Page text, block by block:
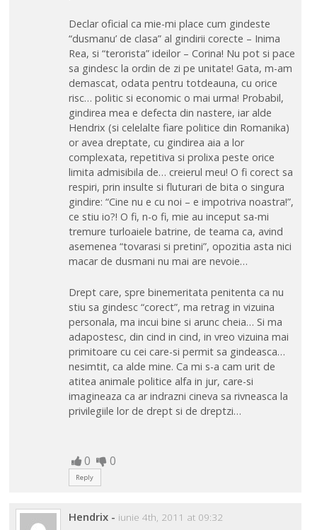
Declar oficial ca mie-mi place cum gindeste
“dusmanu’ de clasa” al gindirii corecte – Inima
Rea, si “terorista” ideilor – Corina! Nu pot si pace
sa gindesc la ordin de zi pe unitate! Gata, m-am
demascat, odata pentru totdeauna, cu orice
risc… politic si economic o mai urma! Probabil,
gindirea mea e defecta din nastere, iar alde
Hendrix (si celelalte fiare politice din Romanika)
or avea dreptate, cu gindirea aia a lor
complexata, repetitiva si prolixa peste orice
limita admisibila de… creierul meu! O fi corect sa
respiri, prin insulte si fluturari de bita o singura
gindire: “Cine nu e cu noi – e impotriva noastra!”,
ce stiu io?! O fi, n-o fi, mie au inceput sa-mi
tremure turloaiele batrine, de teama ca, avind
asemenea “tovarasi si pretini”, opozitia asta nici
macar de dusmani nu mai are nevoie…
Drept care, spre binemeritata penitenta ca nu
stiu sa gindesc “corect”, ma retrag in vizuina
personala, ma incui bine si arunc cheia… Si ma
adapostesc, din cind in cind, in vreo vizuina mai
primitoare cu cei care-si permit sa gindeasca…
nesimtit, ca alde mine. Ca mi s-a cam urit de
atitea animale politice alfa in jur, care-si
imagineaza ca ar indrazni cineva sa rivneasca la
privilegiile lor de drept si de dreptzi…
0 0
Reply
Hendrix - iunie 4th, 2011 at 09:32